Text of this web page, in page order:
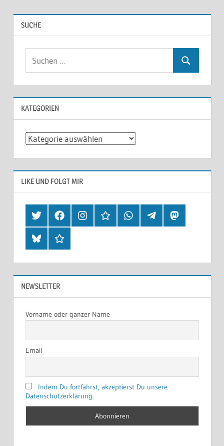
SUCHE
KATEGORIEN
Kategorien
LIKE UND FOLGT MIR
TwitterFacebookInstagramHearthisWhatsappTelegramMastodon
BlueskyThreads
NEWSLETTER
Vorname oder ganzer Name
Email
Indem Du fortfährst, akzeptierst Du unsere
Datenschutzerklärung.